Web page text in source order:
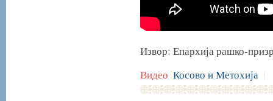
Извор: Епархија рашко-
Видео Косово и Метохија |